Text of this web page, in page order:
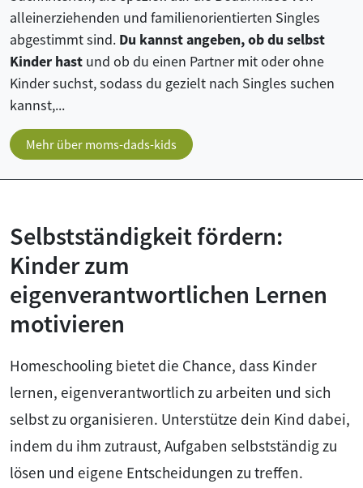
alleinerziehenden und familienorientierten Singles
abgestimmt sind. Du kannst angeben, ob du selbst
Kinder hast und ob du einen Partner mit oder ohne
Kinder suchst, sodass du gezielt nach Singles suchen
kannst,...
Mehr über moms-dads-kids
Selbstständigkeit fördern:
Kinder zum
eigenverantwortlichen Lernen
motivieren
Homeschooling bietet die Chance, dass Kinder
lernen, eigenverantwortlich zu arbeiten und sich
selbst zu organisieren. Unterstütze dein Kind dabei,
indem du ihm zutraust, Aufgaben selbstständig zu
lösen und eigene Entscheidungen zu treffen.